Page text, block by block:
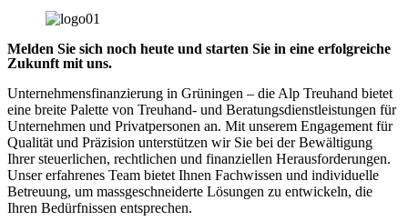
Melden Sie sich noch heute und starten Sie in eine erfolgreiche
Zukunft mit uns.
Unternehmensfinanzierung in Grüningen – die Alp Treuhand bietet
eine breite Palette von Treuhand- und Beratungsdienstleistungen für
Unternehmen und Privatpersonen an. Mit unserem Engagement für
Qualität und Präzision unterstützen wir Sie bei der Bewältigung
Ihrer steuerlichen, rechtlichen und finanziellen Herausforderungen.
Unser erfahrenes Team bietet Ihnen Fachwissen und individuelle
Betreuung, um massgeschneiderte Lösungen zu entwickeln, die
Ihren Bedürfnissen entsprechen.